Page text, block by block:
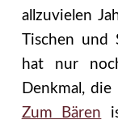
allzuvielen
Tischen und
hat nur
Denkmal,
Zum Bären